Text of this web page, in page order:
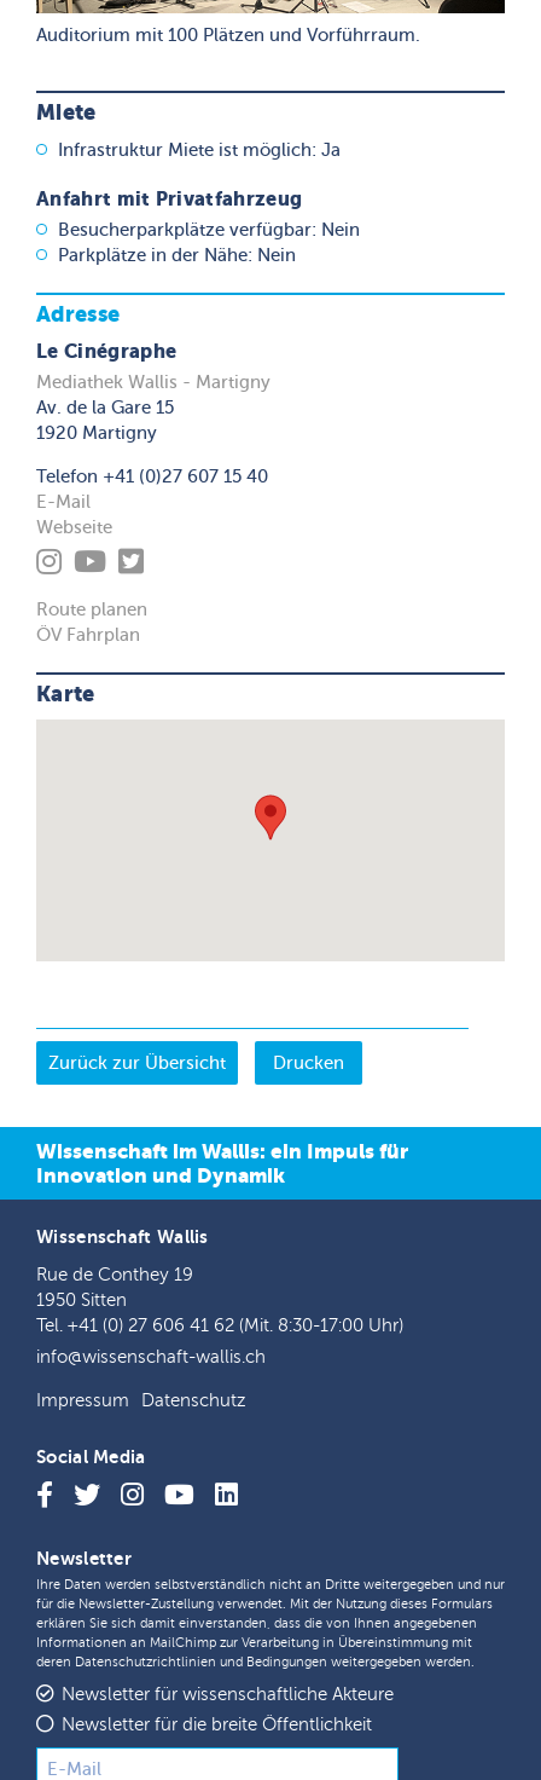
Auditorium mit 100 Plätzen und Vorführraum.
Miete
Infrastruktur Miete ist möglich: Ja
Anfahrt mit Privatfahrzeug
Besucherparkplätze verfügbar: Nein
Parkplätze in der Nähe: Nein
Adresse
Le Cinégraphe
Mediathek Wallis - Martigny
Av. de la Gare 15
1920 Martigny
Telefon +41 (0)27 607 15 40
E-Mail
Webseite
Route planen
ÖV Fahrplan
Karte
Drucken
Wissenschaft im Wallis: ein Impuls für
Innovation und Dynamik
Wissenschaft Wallis
Rue de Conthey 19
1950 Sitten
Tel. +41 (0) 27 606 41 62 (Mit. 8:30-17:00 Uhr)
info@wissenschaft-wallis.ch
Impressum Datenschutz
Social Media
Newsletter
Ihre Daten werden selbstverständlich nicht an Dritte weitergegeben und nur
für die Newsletter-Zustellung verwendet. Mit der Nutzung dieses Formulars
erklären Sie sich damit einverstanden, dass die von Ihnen angegebenen
Informationen an MailChimp zur Verarbeitung in Übereinstimmung mit
deren Datenschutzrichtlinien und Bedingungen weitergegeben werden.
Newsletter für wissenschaftliche Akteure
Newsletter für die breite Öffentlichkeit